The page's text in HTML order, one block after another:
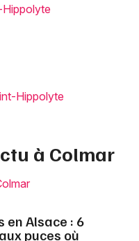
Hippolyte
à Colmar
en Alsace : 6
puces où